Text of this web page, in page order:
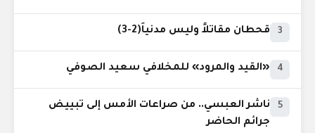
3 قحطان مقاتلاً وليس مدنياً(2-3)
4 «القيد والمرود» للمخلافي سعيد الصوفي
5
ناشر العبسي.. من صراعات الأمس إلى تبييض
جرائم الحاضر